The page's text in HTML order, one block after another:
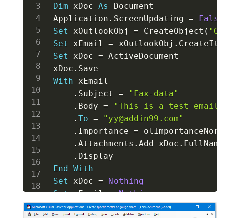
Dim xDoc As Document
Application . ScreenUpdating =
False
Set xOutlookObj = CreateObject (
Set xEmail = xOutlookObj .
Set xDoc = ActiveDocument
xDoc .
With xEmail
. Subject =
"Fax-data"
. Body =
"This is a test
. To =
"yy@addin99.com"
. Importance =
. Attachments . Add xDoc . FullName
.
End With
Set xDoc =
Nothing
Set xEmail = Nothing
Set xOutlookObj = Nothing